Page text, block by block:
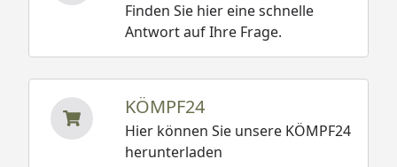
Finden Sie hier eine schnelle
Antwort auf Ihre Frage.
KÖMPF24
Hier können Sie unsere KÖMPF24
herunterladen